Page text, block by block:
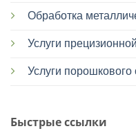
Обработка
Услуги
Услуги
Быстрые ссылки